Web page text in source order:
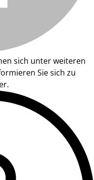
sich unter weiteren
Sie sich zu